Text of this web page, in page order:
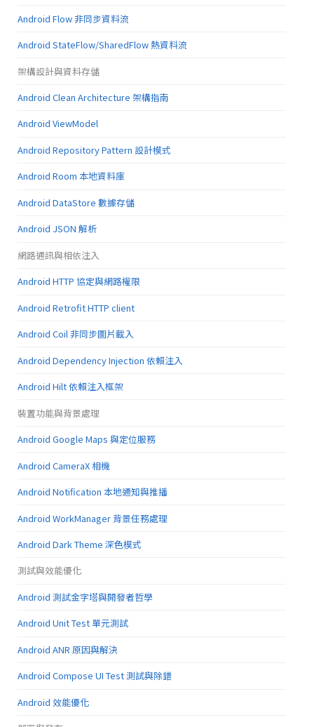
Android Flow 非同步資料流
Android StateFlow/SharedFlow 熱資料流
架構設計與資料存儲
Android Clean Architecture 架構指南
Android ViewModel
Android Repository Pattern 設計模式
Android Room 本地資料庫
Android DataStore 數據存儲
Android JSON 解析
網路通訊與相依注入
Android HTTP 協定與網路權限
Android Retrofit HTTP client
Android Coil 非同步圖片載入
Android Dependency Injection 依賴注入
Android Hilt 依賴注入框架
裝置功能與背景處理
Android Google Maps 與定位服務
Android CameraX 相機
Android Notification 本地通知與推播
Android WorkManager 背景任務處理
Android Dark Theme 深色模式
測試與效能優化
Android 測試金字塔與開發者哲學
Android Unit Test 單元測試
Android ANR 原因與解決
Android Compose UI Test 測試與除錯
Android 效能優化